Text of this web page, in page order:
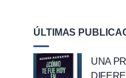
ÚLTIMAS
UNA